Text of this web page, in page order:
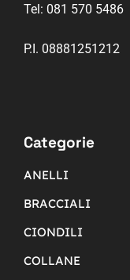
Tel: 081 570 5486
P.I. 08881251212
Categorie
ANELLI
BRACCIALI
CIONDILI
COLLANE